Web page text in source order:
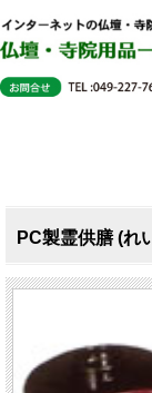
PC製霊供膳 (れ